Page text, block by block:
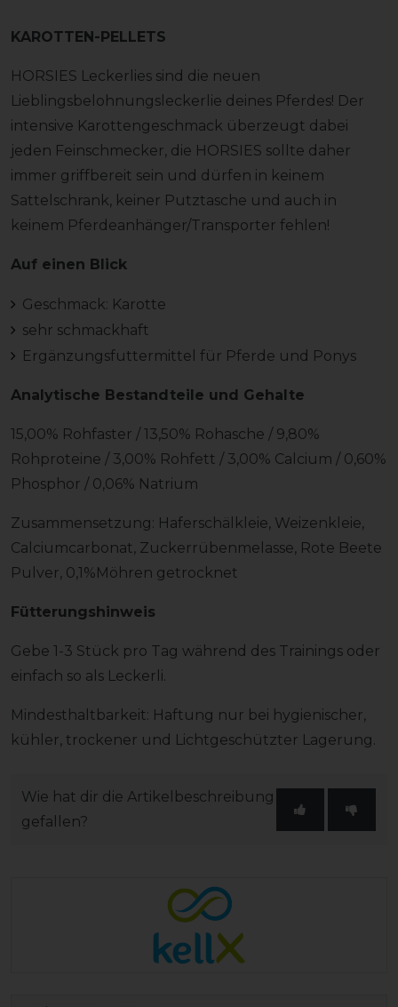
KAROTTEN-PELLETS
HORSIES Leckerlies sind die neuen
Lieblingsbelohnungsleckerlie deines Pferdes! Der
intensive Karottengeschmack überzeugt dabei
jeden Feinschmecker, die HORSIES sollte daher
immer griffbereit sein und dürfen in keinem
Sattelschrank, keiner Putztasche und auch in
keinem Pferdeanhänger/Transporter fehlen!
Auf einen Blick
Geschmack: Karotte
sehr schmackhaft
Ergänzungsfuttermittel für Pferde und Ponys
Analytische Bestandteile und Gehalte
15,00% Rohfaster / 13,50% Rohasche / 9,80%
Rohproteine / 3,00% Rohfett / 3,00% Calcium / 0,60%
Phosphor / 0,06% Natrium
Zusammensetzung: Haferschälkleie, Weizenkleie,
Calciumcarbonat, Zuckerrübenmelasse, Rote Beete
Pulver, 0,1%Möhren getrocknet
Fütterungshinweis
Gebe 1-3 Stück pro Tag während des Trainings oder
einfach so als Leckerli.
Mindesthaltbarkeit: Haftung nur bei hygienischer,
kühler, trockener und Lichtgeschützter Lagerung.
Wie hat dir die Artikelbeschreibung
gefallen?